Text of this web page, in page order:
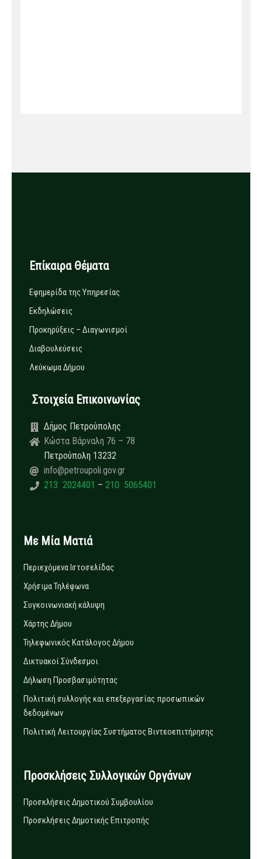
Επίκαιρα Θέματα
Εφημερίδα της Υπηρεσίας
Εκδηλώσεις
Προκηρύξεις – Διαγωνισμοί
Διαβουλεύσεις
Λεύκωμα Δήμου
Στοιχεία Επικοινωνίας
Δήμος Πετρούπολης
Κώστα Βάρναλη 76 – 78
Πετρούπολη 13232
info@petroupoli.gov.gr
213 2024401 – 210 5065401
Με Μία Ματιά
Περιεχόμενα Ιστοσελίδας
Χρήσιμα Τηλέφωνα
Συγκοινωνιακή κάλυψη
Χάρτης Δήμου
Τηλεφωνικός Κατάλογος Δήμου
Δικτυακοί Σύνδεσμοι
Δήλωση Προσβασιμότητας
Πολιτική συλλογής και επεξεργασίας προσωπικών
δεδομένων
Πολιτική Λειτουργίας Συστήματος Βιντεοεπιτήρησης
Προσκλήσεις Συλλογικών Οργάνων
Προσκλήσεις Δημοτικού Συμβουλίου
Προσκλήσεις Δημοτικής Επιτροπής